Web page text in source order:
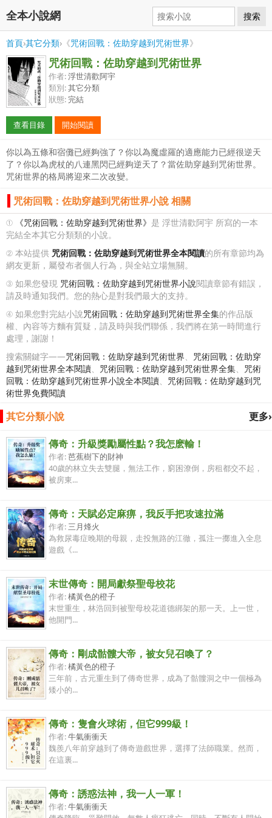
全本小說網 搜索
首頁›其它分類›《咒術回戰：佐助穿越到咒術世界》
咒術回戰：佐助穿越到咒術世界
作者:浮世清歡阿宇
類別:其它分類
狀態: 完結
查看目錄 開始閱讀
你以為五條和宿儺已經夠強了？你以為魔虛羅的適應能力已經很逆天
了？你以為虎杖的八連黑閃已經夠逆天了？當佐助穿越到咒術世界。
咒術世界的格局將迎來二次改變。
咒術回戰：佐助穿越到咒術世界小說 相關
① 《咒術回戰：佐助穿越到咒術世界》 是 浮世清歡阿宇 所寫的一本
完結全本其它分類類的小說。
② 本站提供 咒術回戰：佐助穿越到咒術世界全本閱讀的所有章節均為
網友更新，屬發布者個人行為，與全站立場無關。
③ 如果您發現 咒術回戰：佐助穿越到咒術世界小說閱讀章節有錯誤，
請及時通知我們。您的熱心是對我們最大的支持。
④ 如果您對完結小說咒術回戰：佐助穿越到咒術世界全集的作品版
權、內容等方麵有質疑，請及時與我們聯係，我們將在第一時間進行
處理，謝謝！
搜索關鍵字——咒術回戰：佐助穿越到咒術世界、 咒術回戰：佐助穿
越到咒術世界全本閱讀、 咒術回戰：佐助穿越到咒術世界全集、 咒術
回戰：佐助穿越到咒術世界小說全本閱讀、 咒術回戰：佐助穿越到咒
術世界免費閱讀
更多›
其它分類小說
傳奇：升級獎勵屬性點？我怎麽輸！
作者:芭蕉樹下的財神
40歲的林立失去雙腿，無法工作，窮困潦倒，房租都交不起，
被房東...
傳奇：天賦必定麻痹，我反手把攻速拉滿
作者:三月烽火
為救尿毒症晚期的母親，走投無路的江徹，孤注一擲進入全息
遊戲《...
末世傳奇：開局獻祭聖母校花
作者:橘黃色的橙子
末世重生，林浩回到被聖母校花道德綁架的那一天。上一世，
他開門...
傳奇：剛成骷髏大帝，被女兒召喚了？
作者:橘黃色的橙子
三年前，古元重生到了傳奇世界，成為了骷髏洞之中一個極為
矮小的...
傳奇：隻會火球術，但它999級！
作者:牛氣衝衝天
魏羨八年前穿越到了傳奇遊戲世界，選擇了法師職業。然而，
在這裏...
傳奇：誘惑法神，我一人一軍！
作者:牛氣衝衝天